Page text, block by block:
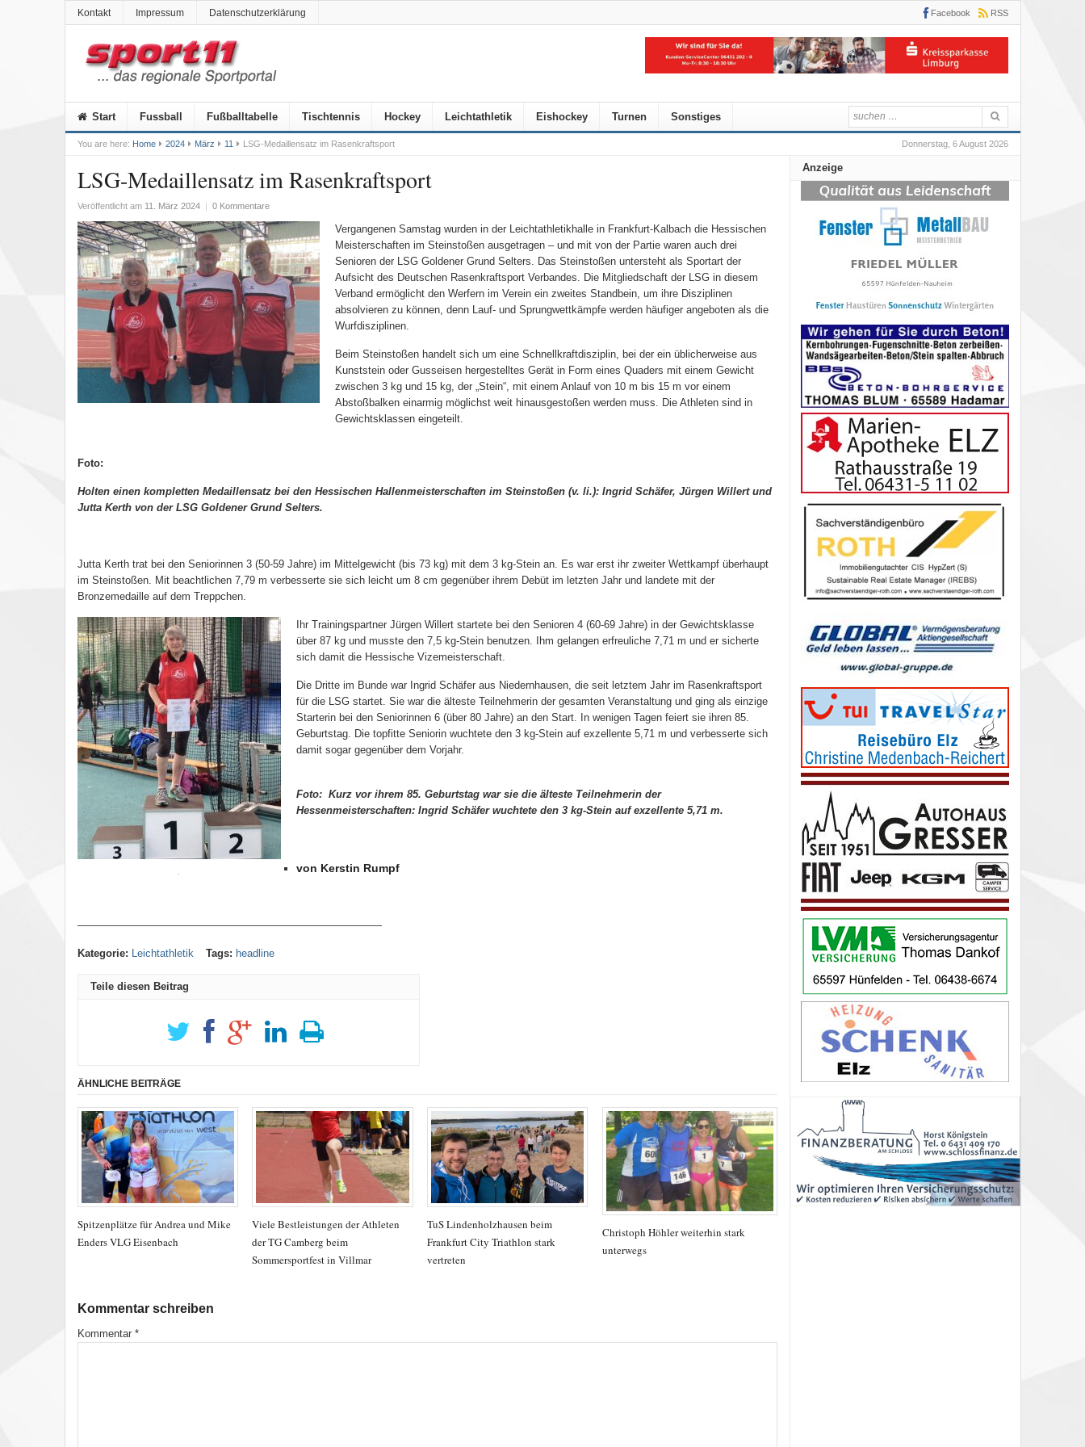
Kontakt Impressum Datenschutzerklärung Facebook RSS
Start Fussball Fußballtabelle Tischtennis Hockey Leichtathletik Eishockey Turnen Sonstiges
Donnerstag, 6 August 2026
You are here: Home 2024 März 11 LSG-Medaillensatz im Rasenkraftsport
LSG-Medaillensatz im Rasenkraftsport
Veröffentlicht am 11. März 2024 | 0 Kommentare
Vergangenen Samstag wurden in der Leichtathletikhalle in Frankfurt-Kalbach die Hessischen
Meisterschaften im Steinstoßen ausgetragen – und mit von der Partie waren auch drei
Senioren der LSG Goldener Grund Selters. Das Steinstoßen untersteht als Sportart der
Aufsicht des Deutschen Rasenkraftsport Verbandes. Die Mitgliedschaft der LSG in diesem
Verband ermöglicht den Werfern im Verein ein zweites Standbein, um ihre Disziplinen
absolvieren zu können, denn Lauf- und Sprungwettkämpfe werden häufiger angeboten als die
Wurfdisziplinen.
Beim Steinstoßen handelt sich um eine Schnellkraftdisziplin, bei der ein üblicherweise aus
Kunststein oder Gusseisen hergestelltes Gerät in Form eines Quaders mit einem Gewicht
zwischen 3 kg und 15 kg, der „Stein“, mit einem Anlauf von 10 m bis 15 m vor einem
Abstoßbalken einarmig möglichst weit hinausgestoßen werden muss. Die Athleten sind in
Gewichtsklassen eingeteilt.
Foto:
Holten einen kompletten Medaillensatz bei den Hessischen Hallenmeisterschaften im Steinstoßen (v. li.): Ingrid Schäfer, Jürgen Willert und
Jutta Kerth von der LSG Goldener Grund Selters.
Jutta Kerth trat bei den Seniorinnen 3 (50-59 Jahre) im Mittelgewicht (bis 73 kg) mit dem 3 kg-Stein an. Es war erst ihr zweiter Wettkampf überhaupt
im Steinstoßen. Mit beachtlichen 7,79 m verbesserte sie sich leicht um 8 cm gegenüber ihrem Debüt im letzten Jahr und landete mit der
Bronzemedaille auf dem Treppchen.
.
Ihr Trainingspartner Jürgen Willert startete bei den Senioren 4 (60-69 Jahre) in der Gewichtsklasse
über 87 kg und musste den 7,5 kg-Stein benutzen. Ihm gelangen erfreuliche 7,71 m und er sicherte
sich damit die Hessische Vizemeisterschaft.
Die Dritte im Bunde war Ingrid Schäfer aus Niedernhausen, die seit letztem Jahr im Rasenkraftsport
für die LSG startet. Sie war die älteste Teilnehmerin der gesamten Veranstaltung und ging als einzige
Starterin bei den Seniorinnen 6 (über 80 Jahre) an den Start. In wenigen Tagen feiert sie ihren 85.
Geburtstag. Die topfitte Seniorin wuchtete den 3 kg-Stein auf exzellente 5,71 m und verbesserte sich
damit sogar gegenüber dem Vorjahr.
Foto: Kurz vor ihrem 85. Geburtstag war sie die älteste Teilnehmerin der
Hessenmeisterschaften: Ingrid Schäfer wuchtete den 3 kg-Stein auf exzellente 5,71 m.
von Kerstin Rumpf
—————————————————————————————
Kategorie: Leichtathletik Tags: headline
Teile diesen Beitrag
ÄHNLICHE BEITRÄGE
Spitzenplätze für Andrea und Mike
Enders VLG Eisenbach
Viele Bestleistungen der Athleten
der TG Camberg beim
Sommersportfest in Villmar
TuS Lindenholzhausen beim
Frankfurt City Triathlon stark
vertreten
Christoph Höhler weiterhin stark
unterwegs
Kommentar schreiben
Kommentar *
Anzeige